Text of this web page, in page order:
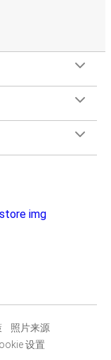
照片来源
设置